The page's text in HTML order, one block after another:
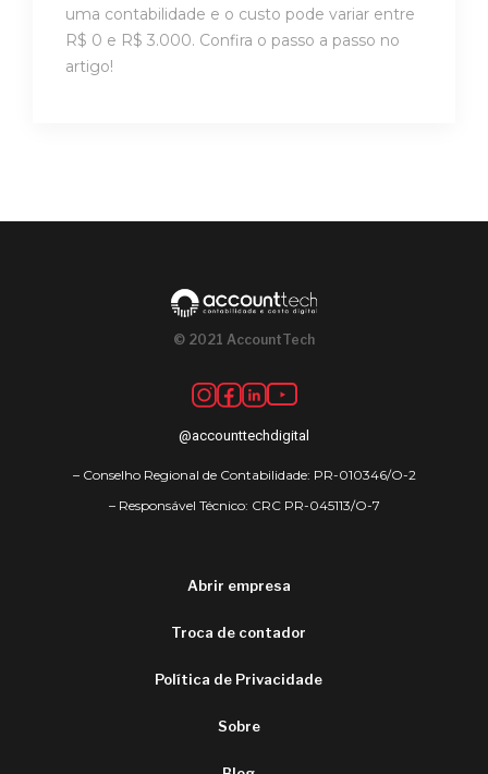
uma contabilidade e o custo pode variar entre
R$ 0 e R$ 3.000. Confira o passo a passo no
artigo!
© 2021 AccountTech
@accounttechdigital
– Conselho Regional de Contabilidade: PR-010346/O-2
– Responsável Técnico: CRC PR-045113/O-7
Abrir empresa
Troca de contador
Política de Privacidade
Sobre